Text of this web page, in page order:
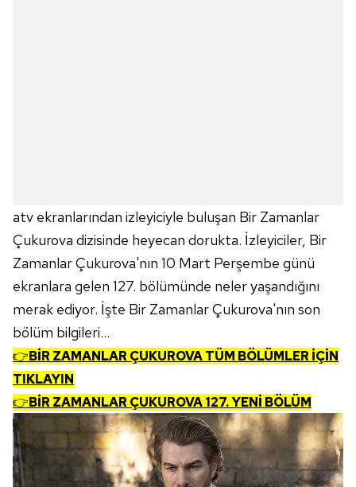
atv ekranlarından izleyiciyle buluşan Bir Zamanlar
Çukurova dizisinde heyecan dorukta. İzleyiciler, Bir
Zamanlar Çukurova'nın 10 Mart Perşembe günü
ekranlara gelen 127. bölümünde neler yaşandığını
merak ediyor. İşte Bir Zamanlar Çukurova'nın son
bölüm bilgileri...
👉BİR ZAMANLAR ÇUKUROVA TÜM BÖLÜMLER İÇİN
TIKLAYIN
👉BİR ZAMANLAR ÇUKUROVA 127. YENİ BÖLÜM